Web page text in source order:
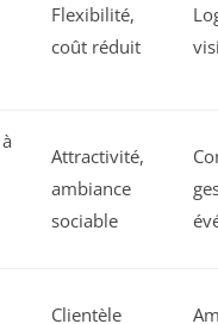
Flexibilité,
coût réduit
Attractivité,
ambiance
sociable
Clientèle